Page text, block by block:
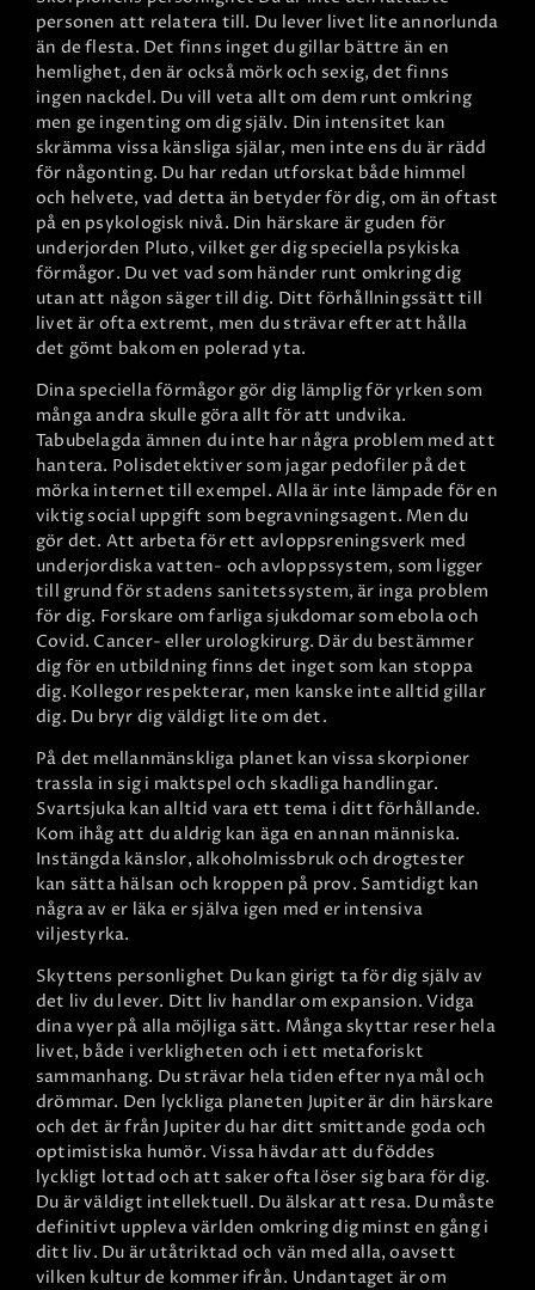
personen att relatera till. Du lever livet lite annorlunda
än de flesta. Det finns inget du gillar bättre än en
hemlighet, den är också mörk och sexig, det finns
ingen nackdel. Du vill veta allt om dem runt omkring
men ge ingenting om dig själv. Din intensitet kan
skrämma vissa känsliga själar, men inte ens du är rädd
för någonting. Du har redan utforskat både himmel
och helvete, vad detta än betyder för dig, om än oftast
på en psykologisk nivå. Din härskare är guden för
underjorden Pluto, vilket ger dig speciella psykiska
förmågor. Du vet vad som händer runt omkring dig
utan att någon säger till dig. Ditt förhållningssätt till
livet är ofta extremt, men du strävar efter att hålla
det gömt bakom en polerad yta.
Dina speciella förmågor gör dig lämplig för yrken som
många andra skulle göra allt för att undvika.
Tabubelagda ämnen du inte har några problem med att
hantera. Polisdetektiver som jagar pedofiler på det
mörka internet till exempel. Alla är inte lämpade för en
viktig social uppgift som begravningsagent. Men du
gör det. Att arbeta för ett avloppsreningsverk med
underjordiska vatten- och avloppssystem, som ligger
till grund för stadens sanitetssystem, är inga problem
för dig. Forskare om farliga sjukdomar som ebola och
Covid. Cancer- eller urologkirurg. Där du bestämmer
dig för en utbildning finns det inget som kan stoppa
dig. Kollegor respekterar, men kanske inte alltid gillar
dig. Du bryr dig väldigt lite om det.
På det mellanmänskliga planet kan vissa skorpioner
trassla in sig i maktspel och skadliga handlingar.
Svartsjuka kan alltid vara ett tema i ditt förhållande.
Kom ihåg att du aldrig kan äga en annan människa.
Instängda känslor, alkoholmissbruk och drogtester
kan sätta hälsan och kroppen på prov. Samtidigt kan
några av er läka er själva igen med er intensiva
viljestyrka.
Skyttens personlighet Du kan girigt ta för dig själv av
det liv du lever. Ditt liv handlar om expansion. Vidga
dina vyer på alla möjliga sätt. Många skyttar reser hela
livet, både i verkligheten och i ett metaforiskt
sammanhang. Du strävar hela tiden efter nya mål och
drömmar. Den lyckliga planeten Jupiter är din härskare
och det är från Jupiter du har ditt smittande goda och
optimistiska humör. Vissa hävdar att du föddes
lyckligt lottad och att saker ofta löser sig bara för dig.
Du är väldigt intellektuell. Du älskar att resa. Du måste
definitivt uppleva världen omkring dig minst en gång i
ditt liv. Du är utåtriktad och vän med alla, oavsett
vilken kultur de kommer ifrån. Undantaget är om